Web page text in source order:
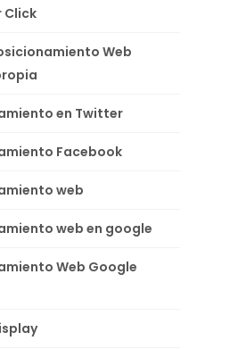
Click
Web
en Twitter
Facebook
web
web en google
Web Google